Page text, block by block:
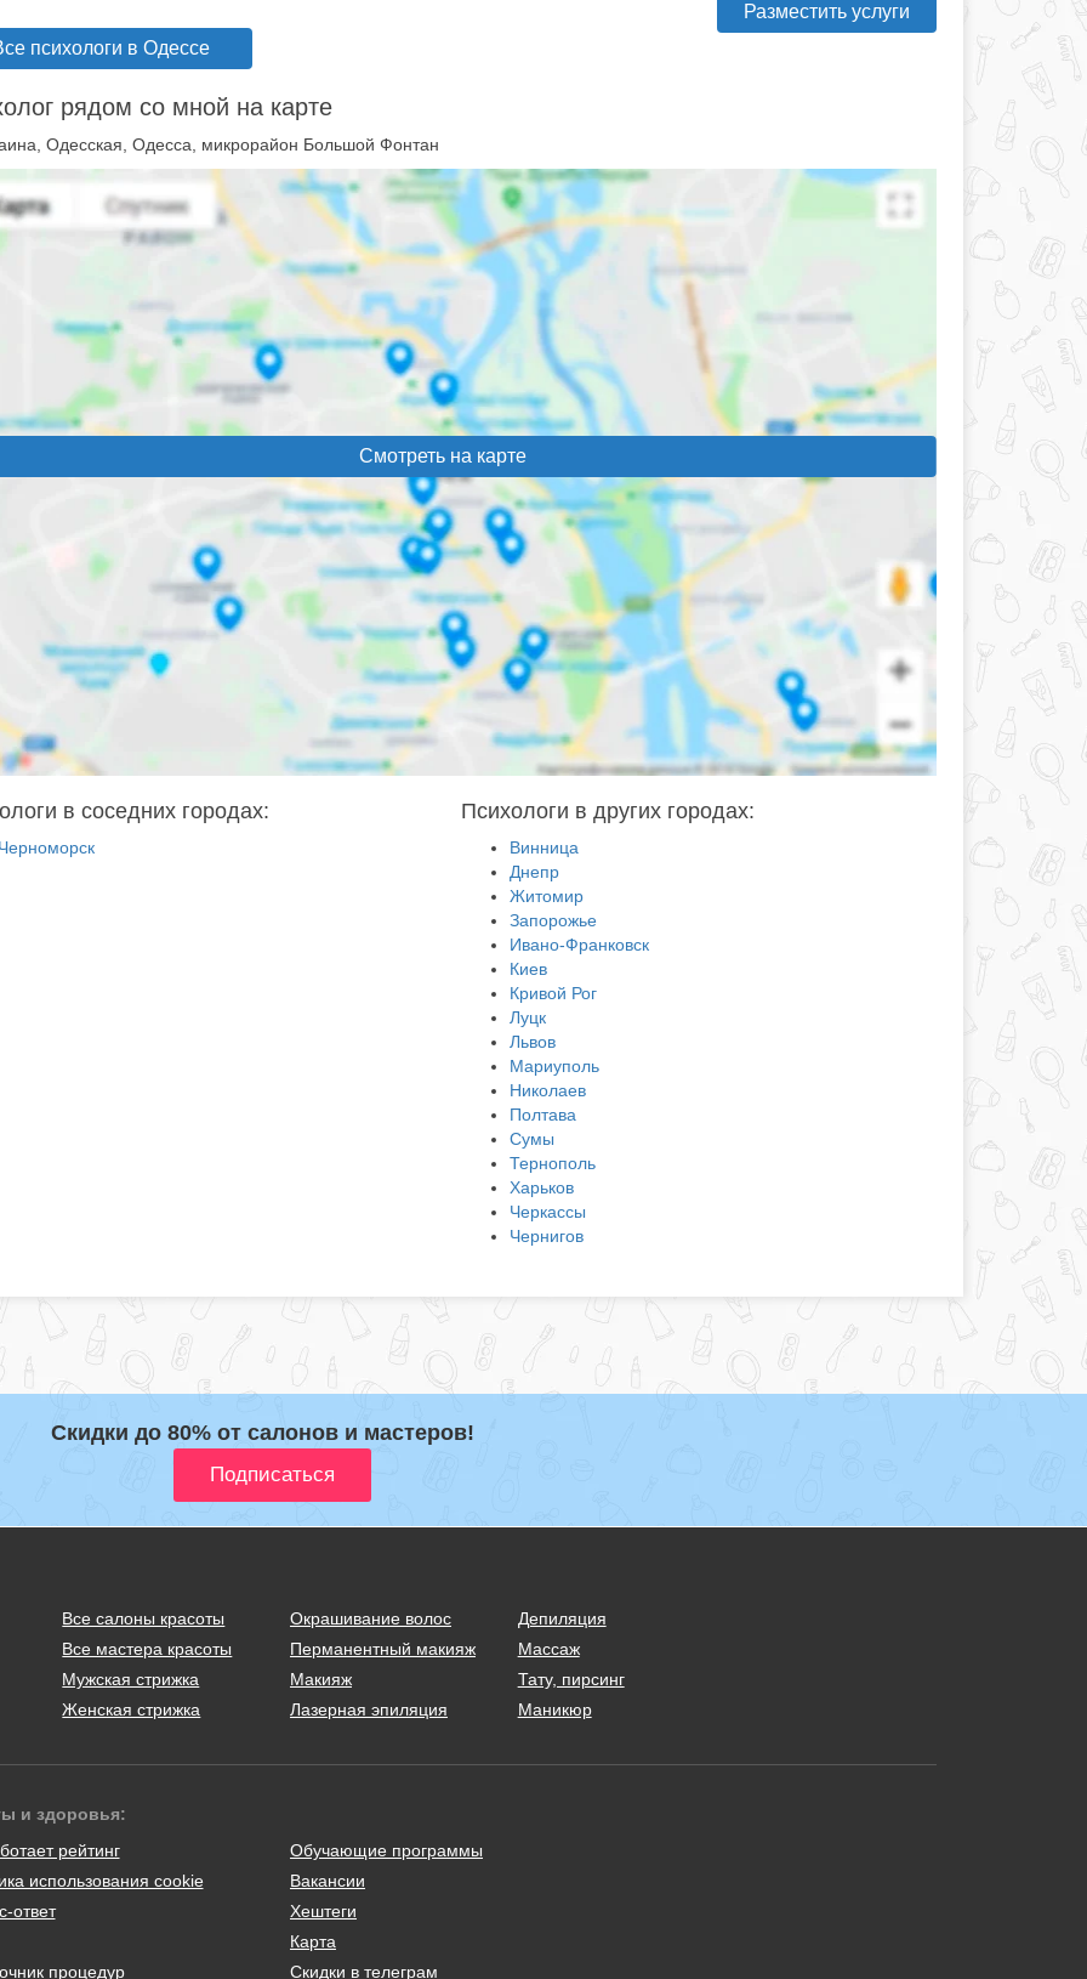
психологи в Одессе
Разместить услуги
рядом со мной на карте
Одесская, Одесса, микрорайон Большой Фонтан
Смотреть на карте
в соседних городах: Психологи в других городах:
Винница
Днепр
Житомир
Запорожье
Ивано-Франковск
Киев
Кривой Рог
Луцк
Львов
Мариуполь
Николаев
Полтава
Сумы
Тернополь
Харьков
Черкассы
Чернигов
Скидки до 80% от салонов и мастеров!
Все салоны красоты
Все мастера красоты
Мужская стрижка
Женская стрижка
Окрашивание волос
Перманентный макияж
Макияж
Лазерная эпиляция
Депиляция
Массаж
Тату, пирсинг
Маникюр
и здоровья:
рейтинг
использования cookie
ответ
процедур
Обучающие программы
Вакансии
Хештеги
Карта
Скидки в телеграм